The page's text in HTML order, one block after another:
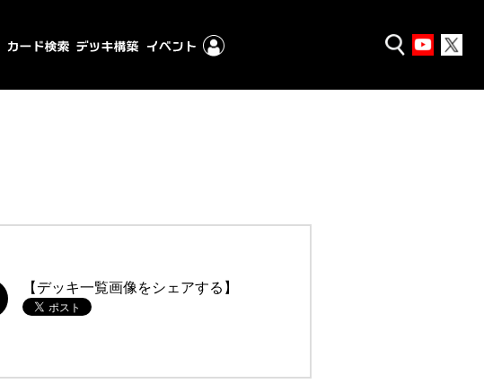
【デッキ一覧画像をシェアする】